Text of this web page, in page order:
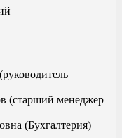
(старший менеджер
(Бухгалтерия)